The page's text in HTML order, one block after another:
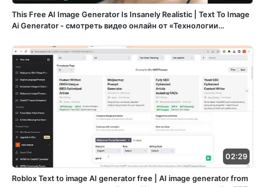
This Free AI Image Generator Is Insanely Realistic | Text To Image
Ai Generator - смотреть видео онлайн от «Технологии
30 декабря 2023 года в 19:28:41 00:04:36.
02:29
Roblox Text to image AI generator free | AI image generator from